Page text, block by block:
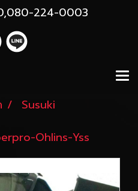
224-0003
Susuki
Ohlins-Yss